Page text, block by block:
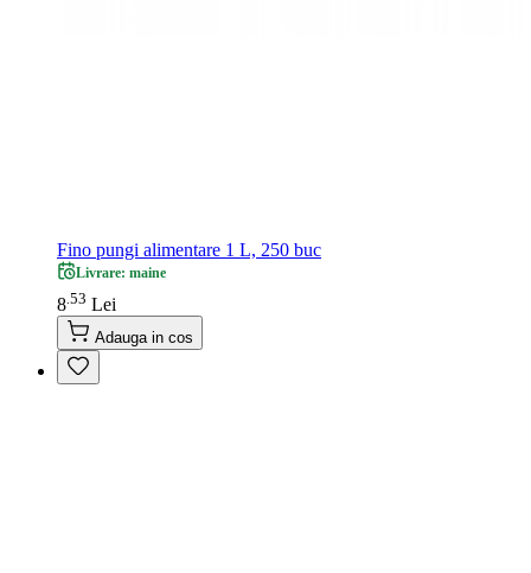
Fino pungi alimentare 1 L, 250 buc
Livrare: maine
8 53 Lei
Adauga in cos